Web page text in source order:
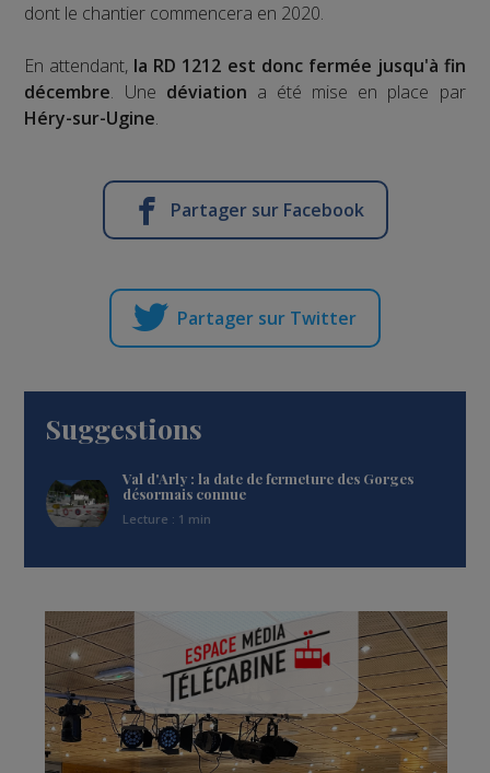
dont le chantier commencera en 2020.
En attendant, la RD 1212 est donc fermée jusqu'à fin
décembre. Une déviation a été mise en place par
Héry-sur-Ugine.
Partager sur Facebook
Partager sur Twitter
Suggestions
Val d'Arly : la date de fermeture des Gorges
désormais connue
Lecture : 1 min